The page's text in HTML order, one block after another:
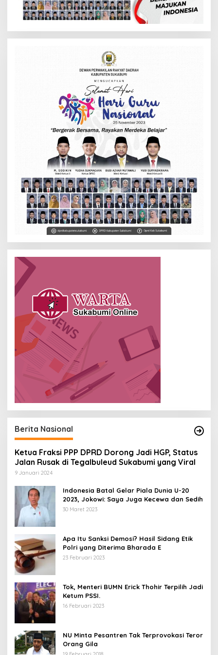
Berita Nasional
Ketua Fraksi PPP DPRD Dorong Jadi HGP, Status
Jalan Rusak di Tegalbuleud Sukabumi yang Viral
9 Januari 2024
Indonesia Batal Gelar Piala Dunia U-20
2023, Jokowi: Saya Juga Kecewa dan Sedih
30 Maret 2023
Apa Itu Sanksi Demosi? Hasil Sidang Etik
Polri yang Diterima Bharada E
23 Februari 2023
Tok, Menteri BUMN Erick Thohir Terpilih Jadi
Ketum PSSI.
16 Februari 2023
NU Minta Pesantren Tak Terprovokasi Teror
Orang Gila